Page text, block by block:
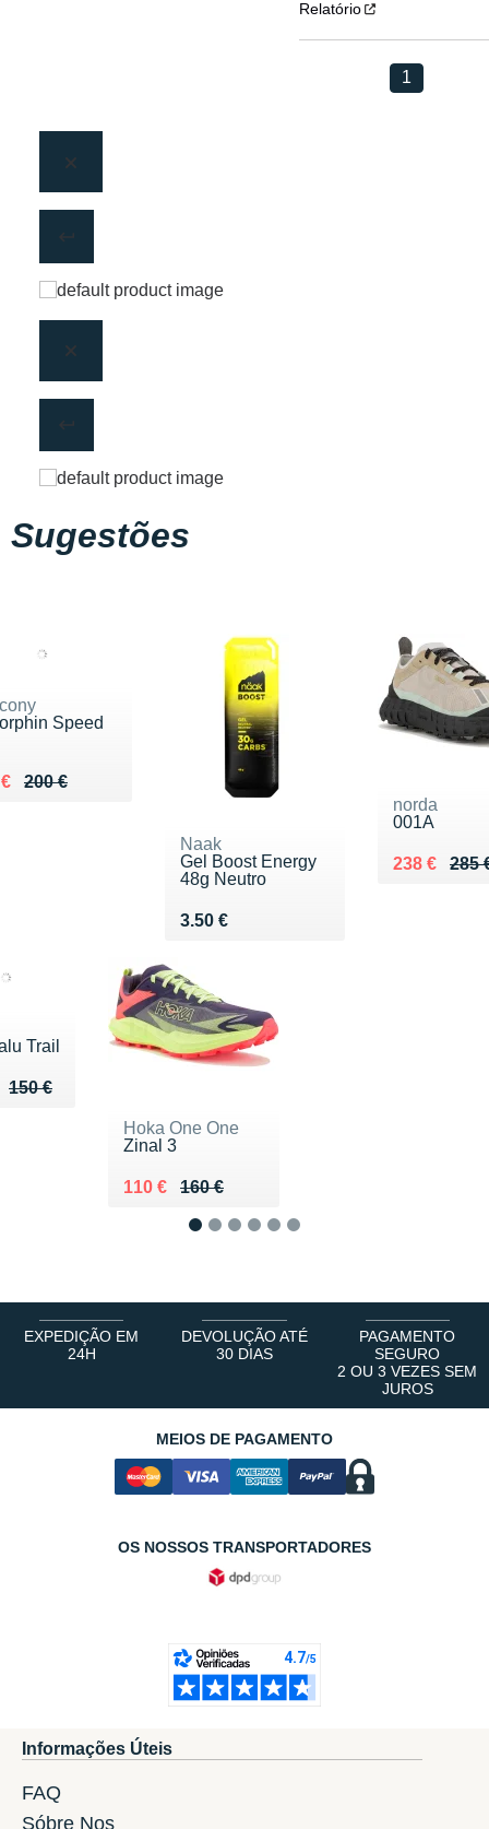
Relatório
1
Sugestões
Speed
200 €
de 200 €
152 €
Naak
Gel Boost Energy
48g Neutro
3.50 €
Vendu 3.50 €
norda
001A
285
Au lieu de
238 €
Vendu 238
Trail
150 €
de 150 €
115 €
Hoka One One
Zinal 3
160 €
Au lieu de 160 €
110 €
Vendu 110 €
EXPEDIÇÃO EM
24H
DEVOLUÇÃO ATÉ
30 DIAS
PAGAMENTO
SEGURO
2 OU 3 VEZES SEM
JUROS
MEIOS DE PAGAMENTO
OS NOSSOS TRANSPORTADORES
Informações Úteis
FAQ
Sóbre Nos